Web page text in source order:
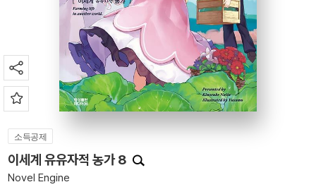
소득공제
이세계 유유자적 농가 8
Novel Engine